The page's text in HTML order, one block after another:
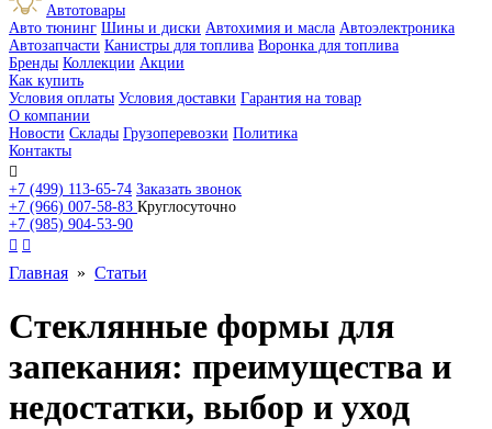
Автотовары
Авто тюнинг Шины и диски Автохимия и масла Автоэлектроника
Автозапчасти Канистры для топлива Воронка для топлива
Бренды Коллекции Акции
Как купить
Условия оплаты Условия доставки Гарантия на товар
О компании
Новости Склады Грузоперевозки Политика
Контакты

+7 (499) 113-65-74 Заказать звонок
+7 (966) 007-58-83 Круглосуточно
+7 (985) 904-53-90
 
Главная » Статьи
Стеклянные формы для
запекания: преимущества и
недостатки, выбор и уход